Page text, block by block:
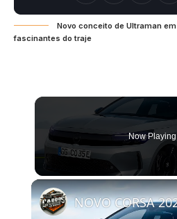
Novo conceito de Ultraman
fascinantes do traje
Now Playing